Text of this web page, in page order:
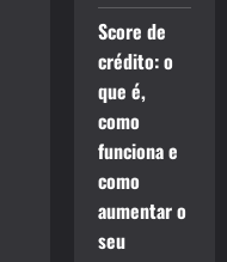
Score de
crédito: o
que é,
como
funciona e
como
aumentar o
seu